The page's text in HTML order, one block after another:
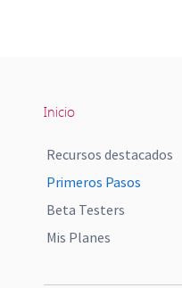
Inicio
Recursos destacados
Primeros Pasos
Beta Testers
Mis Planes